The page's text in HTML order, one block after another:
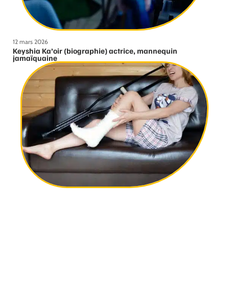
12 mars 2026
Keyshia Ka’oir (biographie) actrice, mannequin
jamaïquaine